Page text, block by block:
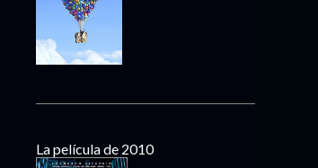
La película de 2010